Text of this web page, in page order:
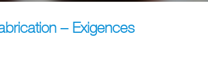
– Exigences